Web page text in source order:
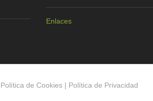
Enlaces
Política de Cookies | Política de Privacidad